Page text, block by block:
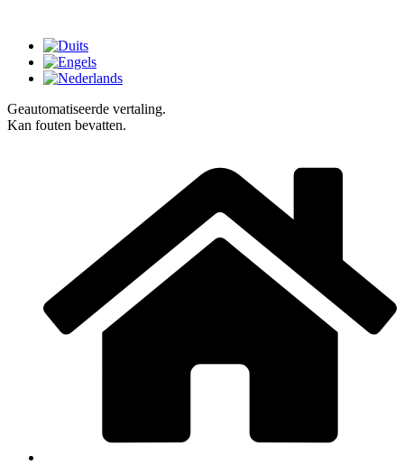
Geautomatiseerde vertaling.
Kan fouten bevatten.